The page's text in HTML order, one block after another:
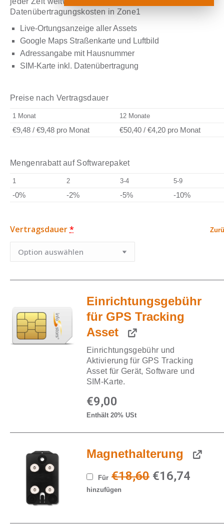
Datenübertragungskosten in Zone1
Live-Ortungsanzeige aller Assets
Google Maps Straßenkarte und Luftbild
Adressangabe mit Hausnummer
SIM-Karte inkl. Datenübertragung
Preise nach Vertragsdauer
1 Monat 12 Monate
€9,48 / €9,48 pro Monat €50,40 / €4,20 pro Monat
Mengenrabatt auf Softwarepaket
1 2 3-4 5-9
-0% -2% -5% -10%
Vertragsdauer*
Einrichtungsgebühr
für GPS Tracking
Asset
Einrichtungsgebühr und
Aktivierung für GPS Tracking
Asset für Gerät, Software und
SIM-Karte.
€9,00
Enthält 20% USt
Magnethalterung
Für €18,60 €16,74
hinzufügen